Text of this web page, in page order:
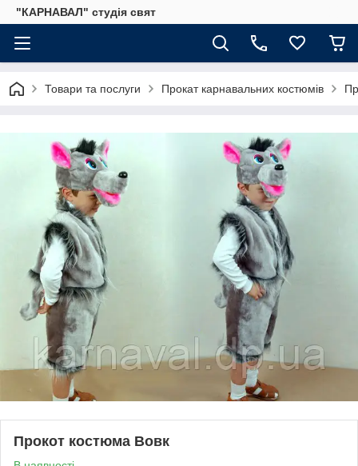
"КАРНАВАЛ" студія свят
Товари та послуги Прокат карнавальних костюмів
Прокот костюма Вовк